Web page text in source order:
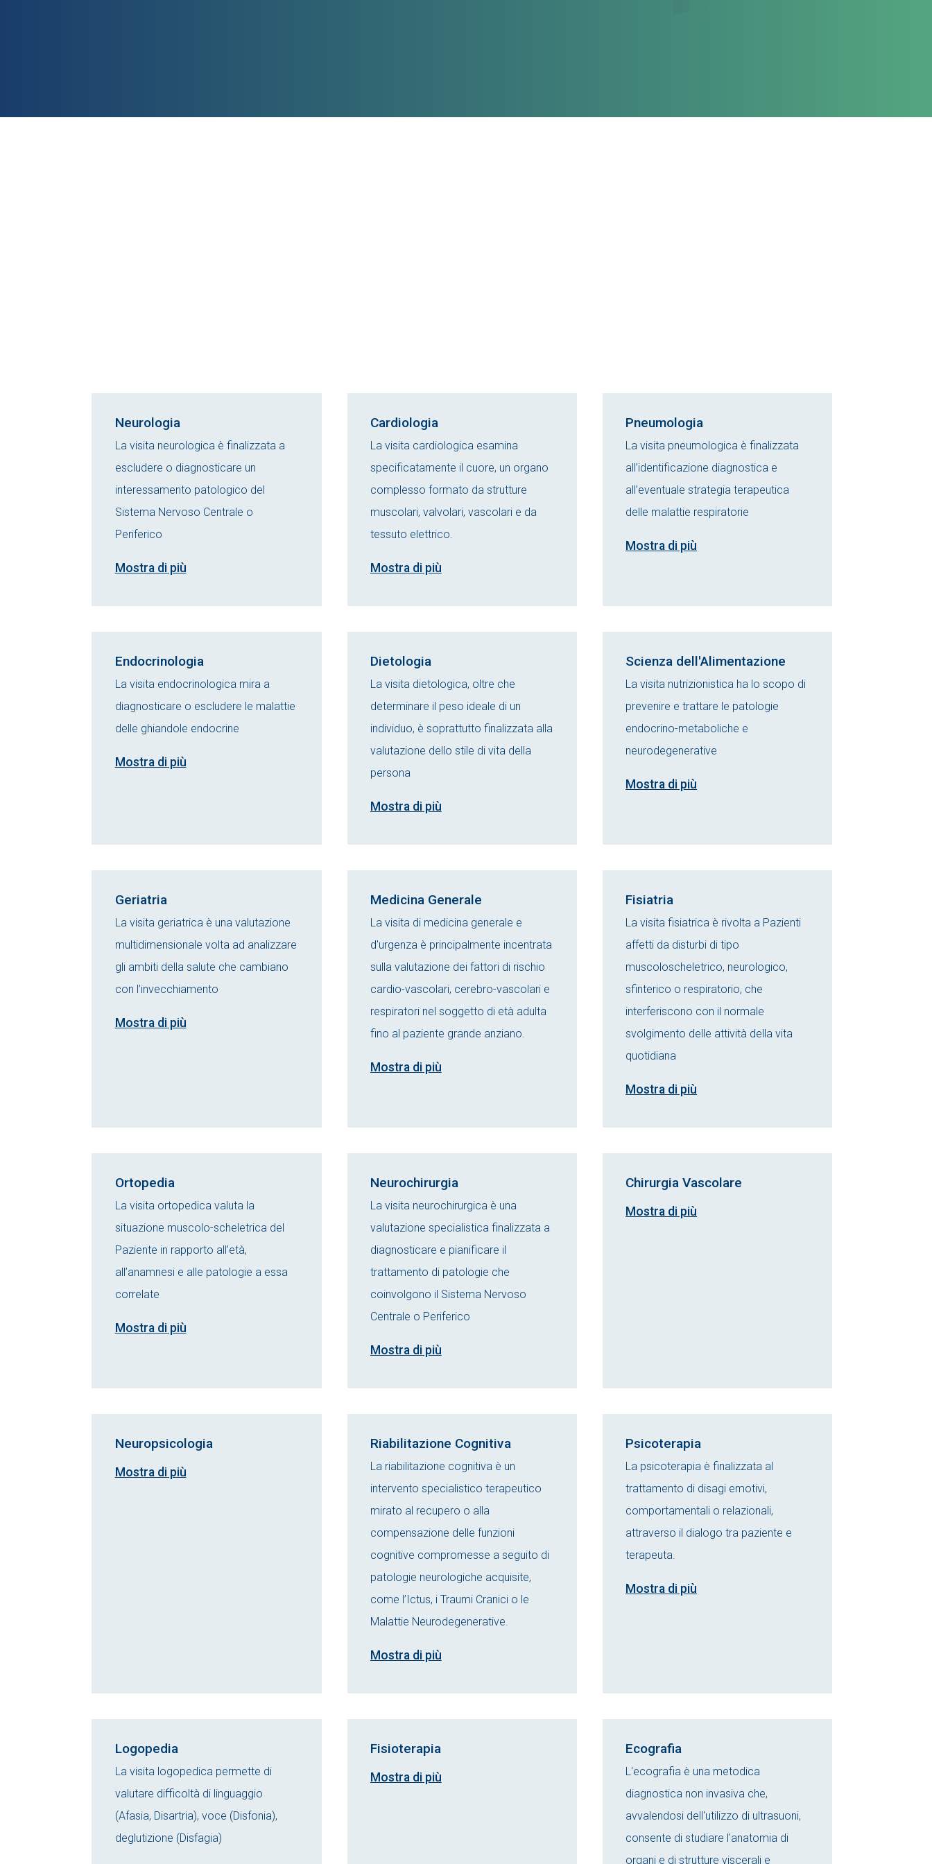
Neurologia
La visita neurologica è finalizzata a
escludere o diagnosticare un
interessamento patologico del
Sistema Nervoso Centrale o
Periferico
Mostra di più
Cardiologia
La visita cardiologica esamina
specificatamente il cuore, un organo
complesso formato da strutture
muscolari, valvolari, vascolari e da
tessuto elettrico.
Mostra di più
Pneumologia
La visita pneumologica è finalizzata
all’identificazione diagnostica e
all’eventuale strategia terapeutica
delle malattie respiratorie
Mostra di più
Endocrinologia
La visita endocrinologica mira a
diagnosticare o escludere le malattie
delle ghiandole endocrine
Mostra di più
Dietologia
La visita dietologica, oltre che
determinare il peso ideale di un
individuo, è soprattutto finalizzata alla
valutazione dello stile di vita della
persona
Mostra di più
Scienza dell'Alimentazione
La visita nutrizionistica ha lo scopo di
prevenire e trattare le patologie
endocrino-metaboliche e
neurodegenerative
Mostra di più
Geriatria
La visita geriatrica è una valutazione
multidimensionale volta ad analizzare
gli ambiti della salute che cambiano
con l’invecchiamento
Mostra di più
Medicina Generale
La visita di medicina generale e
d'urgenza è principalmente incentrata
sulla valutazione dei fattori di rischio
cardio-vascolari, cerebro-vascolari e
respiratori nel soggetto di età adulta
fino al paziente grande anziano.
Mostra di più
Fisiatria
La visita fisiatrica è rivolta a Pazienti
affetti da disturbi di tipo
muscoloscheletrico, neurologico,
sfinterico o respiratorio, che
interferiscono con il normale
svolgimento delle attività della vita
quotidiana
Mostra di più
Ortopedia
La visita ortopedica valuta la
situazione muscolo-scheletrica del
Paziente in rapporto all’età,
all’anamnesi e alle patologie a essa
correlate
Mostra di più
Neurochirurgia
La visita neurochirurgica è una
valutazione specialistica finalizzata a
diagnosticare e pianificare il
trattamento di patologie che
coinvolgono il Sistema Nervoso
Centrale o Periferico
Mostra di più
Chirurgia Vascolare
Mostra di più
Neuropsicologia
Mostra di più
Riabilitazione Cognitiva
La riabilitazione cognitiva è un
intervento specialistico terapeutico
mirato al recupero o alla
compensazione delle funzioni
cognitive compromesse a seguito di
patologie neurologiche acquisite,
come l’Ictus, i Traumi Cranici o le
Malattie Neurodegenerative.
Mostra di più
Psicoterapia
La psicoterapia è finalizzata al
trattamento di disagi emotivi,
comportamentali o relazionali,
attraverso il dialogo tra paziente e
terapeuta.
Mostra di più
Logopedia
La visita logopedica permette di
valutare difficoltà di linguaggio
(Afasia, Disartria), voce (Disfonia),
deglutizione (Disfagia)
Fisioterapia
Mostra di più
Ecografia
L'ecografia è una metodica
diagnostica non invasiva che,
avvalendosi dell'utilizzo di ultrasuoni,
consente di studiare l'anatomia di
organi e di strutture viscerali e